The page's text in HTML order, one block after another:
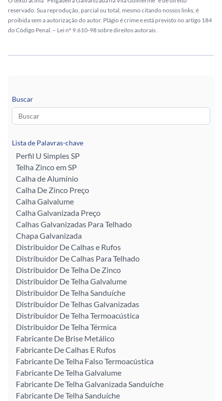
reservado. Sua reprodução, parcial ou total, mesmo citando nossos links, é
proibida sem a autorização do autor. Plágio é crime e está previsto no artigo 184
do Código Penal. – Lei n° 9.610-98 sobre direitos autorais
Buscar
Lista de Palavras-chave
Perfil U Simples SP
Telha Zinco em SP
Calha de Alumínio
Calha De Zinco Preço
Calha Galvalume
Calha Galvanizada Preço
Calhas Galvanizadas Para Telhado
Chapa Galvanizada
Distribuidor De Calhas e Rufos
Distribuidor De Calhas Para Telhado
Distribuidor De Telha De Zinco
Distribuidor De Telha Galvalume
Distribuidor De Telha Sanduíche
Distribuidor De Telhas Galvanizadas
Distribuidor De Telha Termoacústica
Distribuidor De Telha Térmica
Fabricante De Brise Metálico
Fabricante De Calhas E Rufos
Fabricante De Telha Falso Termoacústica
Fabricante De Telha Galvalume
Fabricante De Telha Galvanizada Sanduíche
Fabricante De Telha Sanduíche